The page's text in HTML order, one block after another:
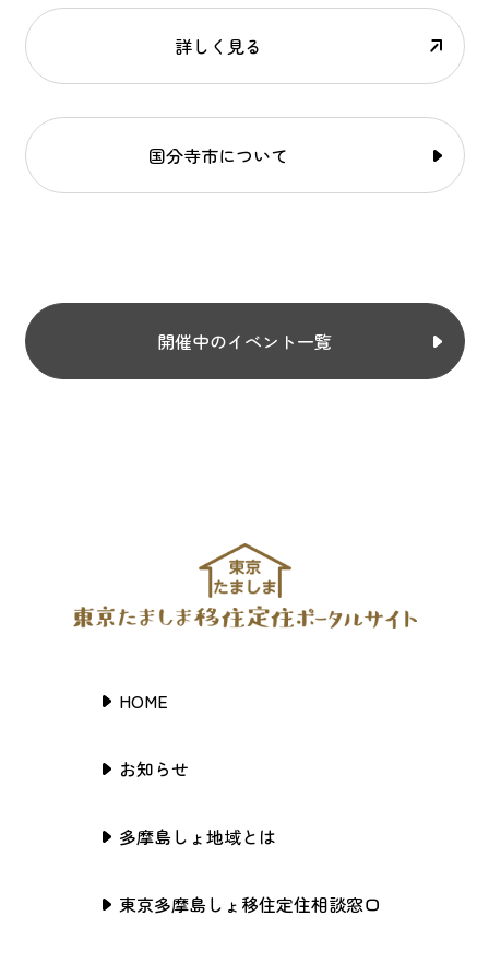
詳しく見る
国分寺市について
開催中のイベント一覧
HOME
お知らせ
多摩島しょ地域とは
東京多摩島しょ移住定住相談窓口